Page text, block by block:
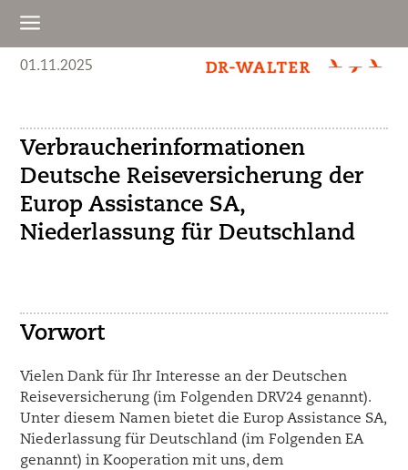
a
01.11.2025
Verbraucherinformationen
Deutsche Reiseversicherung der
Europ Assistance SA,
Niederlassung für Deutschland
Vorwort
Vielen Dank für Ihr Interesse an der Deutschen
Reiseversicherung (im Folgenden DRV24 genannt).
Unter diesem Namen bietet die Europ Assistance SA,
Niederlassung für Deutschland (im Folgenden EA
genannt) in Kooperation mit uns, dem